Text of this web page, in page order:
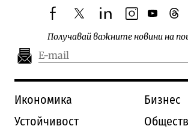
facebooktwitterlinkedininstagram
youtube
Получавай важните новини на
Икономика
Бизнес
Устойчивост